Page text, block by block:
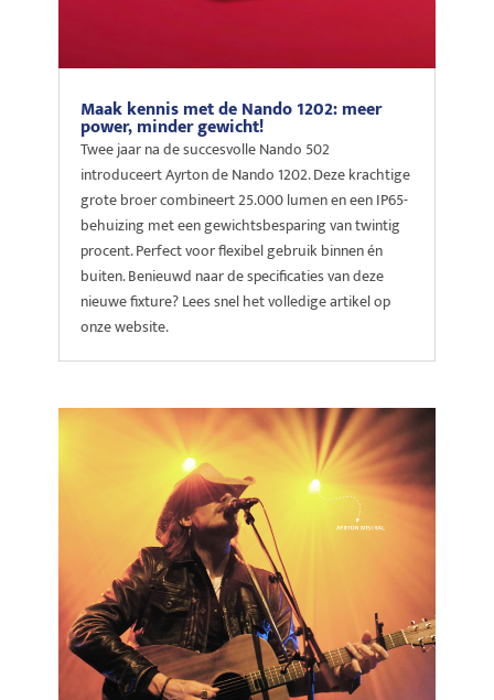
Maak kennis met de Nando 1202: meer
power, minder gewicht!
Twee jaar na de succesvolle Nando 502
introduceert Ayrton de Nando 1202. Deze krachtige
grote broer combineert 25.000 lumen en een IP65-
behuizing met een gewichtsbesparing van twintig
procent. Perfect voor flexibel gebruik binnen én
buiten. Benieuwd naar de specificaties van deze
nieuwe fixture? Lees snel het volledige artikel op
onze website.